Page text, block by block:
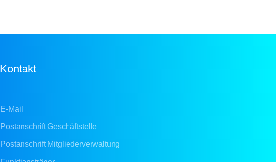
Kontakt
E-Mail
Postanschrift Geschäftstelle
Postanschrift Mitgliederverwaltung